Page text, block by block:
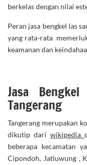
berkelas dengan nilai
Peran jasa bengkel las
yang rata-rata
keamanan dan
Jasa
Tangerang
Tangerang merupakan
dikutip dariwikipedia
beberapa kecamatan
Cipondoh, Jatiuwung ,